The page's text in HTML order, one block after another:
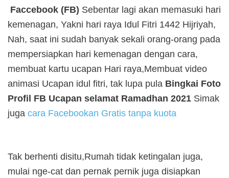
Faccebook (FB) Sebentar lagi akan memasuki hari
kemenagan, Yakni hari raya Idul Fitri 1442 Hijriyah,
Nah, saat ini sudah banyak sekali orang-orang pada
mempersiapkan hari kemenagan dengan cara,
membuat kartu ucapan Hari raya,Membuat video
animasi Ucapan idul fitri, tak lupa pula Bingkai Foto
Profil FB Ucapan selamat Ramadhan 2021 Simak
juga cara Facebookan Gratis tanpa kuota
Tak berhenti disitu,Rumah tidak ketingalan juga,
mulai nge-cat dan pernak pernik juga disiapkan